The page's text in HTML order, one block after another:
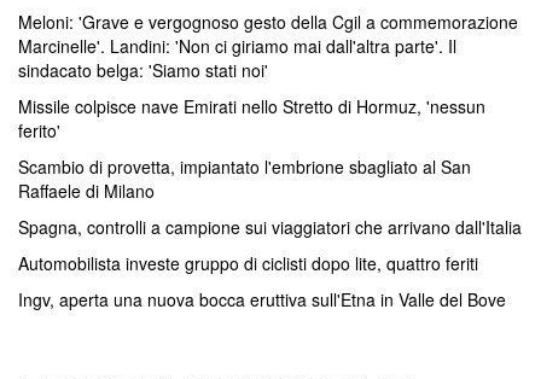
Meloni: 'Grave e vergognoso gesto della Cgil a commemorazione
Marcinelle'. Landini: 'Non ci giriamo mai dall'altra parte'. Il
sindacato belga: 'Siamo stati noi'
Missile colpisce nave Emirati nello Stretto di Hormuz, 'nessun
ferito'
Scambio di provetta, impiantato l'embrione sbagliato al San
Raffaele di Milano
Spagna, controlli a campione sui viaggiatori che arrivano dall'Italia
Automobilista investe gruppo di ciclisti dopo lite, quattro feriti
Ingv, aperta una nuova bocca eruttiva sull'Etna in Valle del Bove